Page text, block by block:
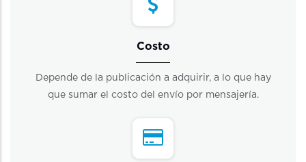
Costo
Depende de la publicación a adquirir, a lo que hay
que sumar el costo del envío por mensajería.